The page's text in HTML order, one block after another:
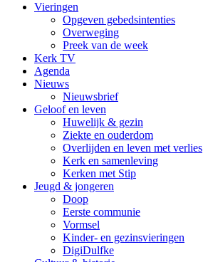
Vieringen
Opgeven gebedsintenties
Overweging
Preek van de week
Kerk TV
Agenda
Nieuws
Nieuwsbrief
Geloof en leven
Huwelijk & gezin
Ziekte en ouderdom
Overlijden en leven met verlies
Kerk en samenleving
Kerken met Stip
Jeugd & jongeren
Doop
Eerste communie
Vormsel
Kinder- en gezinsvieringen
DigiDulfke